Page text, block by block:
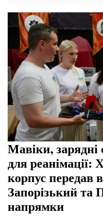
Мавіки, зарядні
для реанімації:
корпус передав
Запорізький та
напрямки